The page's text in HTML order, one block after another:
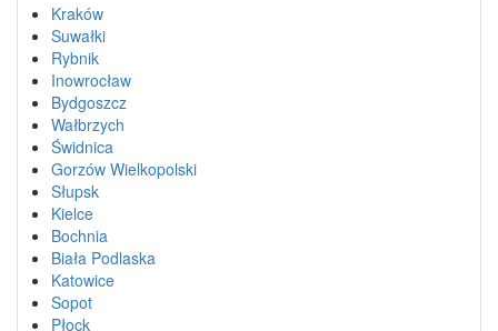
Kraków
Suwałki
Rybnik
Inowrocław
Bydgoszcz
Wałbrzych
Świdnica
Gorzów Wielkopolski
Słupsk
Kielce
Bochnia
Biała Podlaska
Katowice
Sopot
Płock